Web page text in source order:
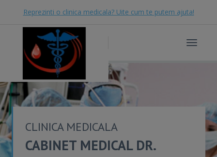
Reprezinti o clinica medicala? Uite cum te putem ajuta!
Toggle
CLINICA MEDICALA
CABINET MEDICAL DR.